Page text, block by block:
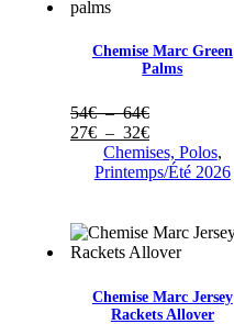
Chemise Marc Green
Palms
54€ – 64€Plage
de
prix :
54€
27€ – 32€Plage
de
prix :
32€
Chemises, Polos,
Printemps/Été 2026
Chemise Marc Jersey
Rackets Allover